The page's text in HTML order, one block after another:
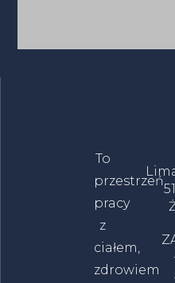
To
przestrzeń
pracy
z
ciałem,
zdrowiem